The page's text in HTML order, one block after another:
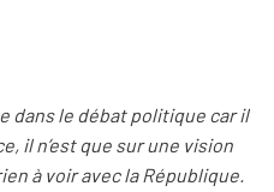
dans le débat politique car il
il n’est que sur une vision
à voir avec la République.